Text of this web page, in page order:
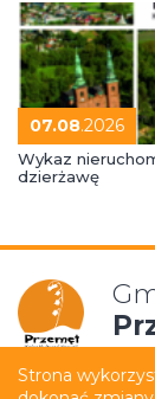
07.08.2026
Wykaz
dzierżawę
Strona